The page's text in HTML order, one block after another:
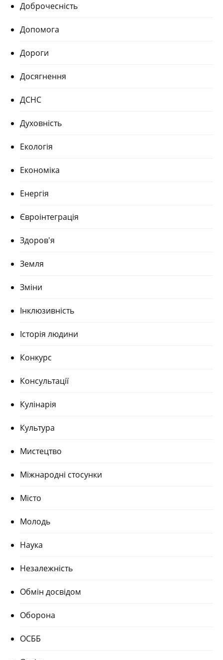
Доброчесність
Допомога
Дороги
Досягнення
ДСНС
Духовність
Екологія
Економіка
Енергія
Євроінтеграція
Здоров'я
Земля
Зміни
Інклюзивність
Історія людини
Конкурс
Консультації
Кулінарія
Культура
Мистецтво
Міжнародні стосунки
Місто
Молодь
Наука
Незалежність
Обмін досвідом
Оборона
ОСББ